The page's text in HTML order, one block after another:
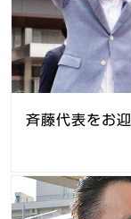
斉藤代表をお